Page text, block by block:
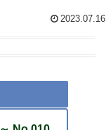
2023.07.16